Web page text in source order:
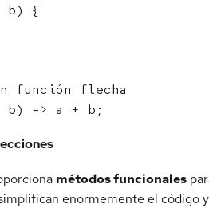
b) {
función flecha
métodos funcionales
enormemente el código y